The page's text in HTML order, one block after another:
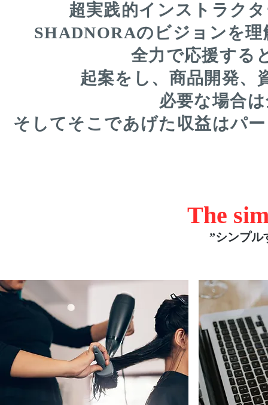
超実践的インストラク
SHADNORAのビジョンを
全力で応援する
起案をし、商品開発、
必要な場合
そしてそこであげた収益はパ
The
”シンプル